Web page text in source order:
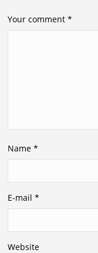
Your comment*
Name*
E-mail*
Website